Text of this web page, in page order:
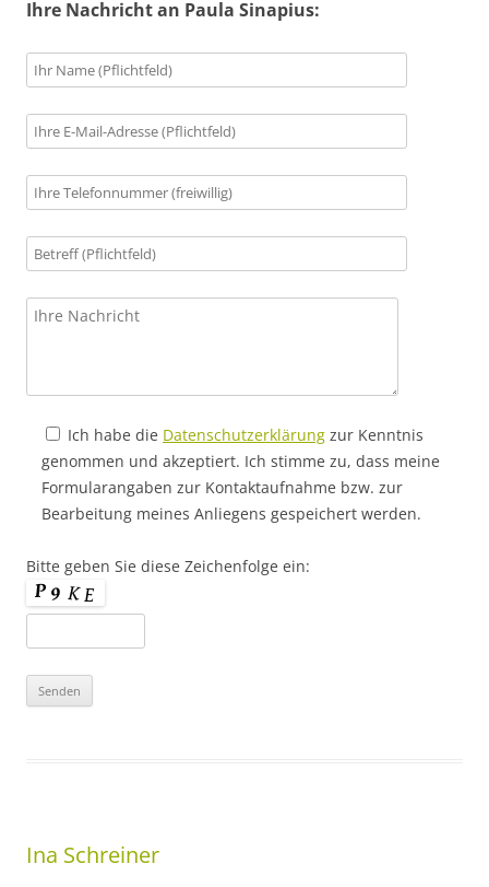
Ihre Nachricht an Paula Sinapius:
Ich habe die Datenschutzerklärung zur Kenntnis
genommen und akzeptiert. Ich stimme zu, dass meine
Formularangaben zur Kontaktaufnahme bzw. zur
Bearbeitung meines Anliegens gespeichert werden.
Bitte geben Sie diese Zeichenfolge ein:
Ina Schreiner